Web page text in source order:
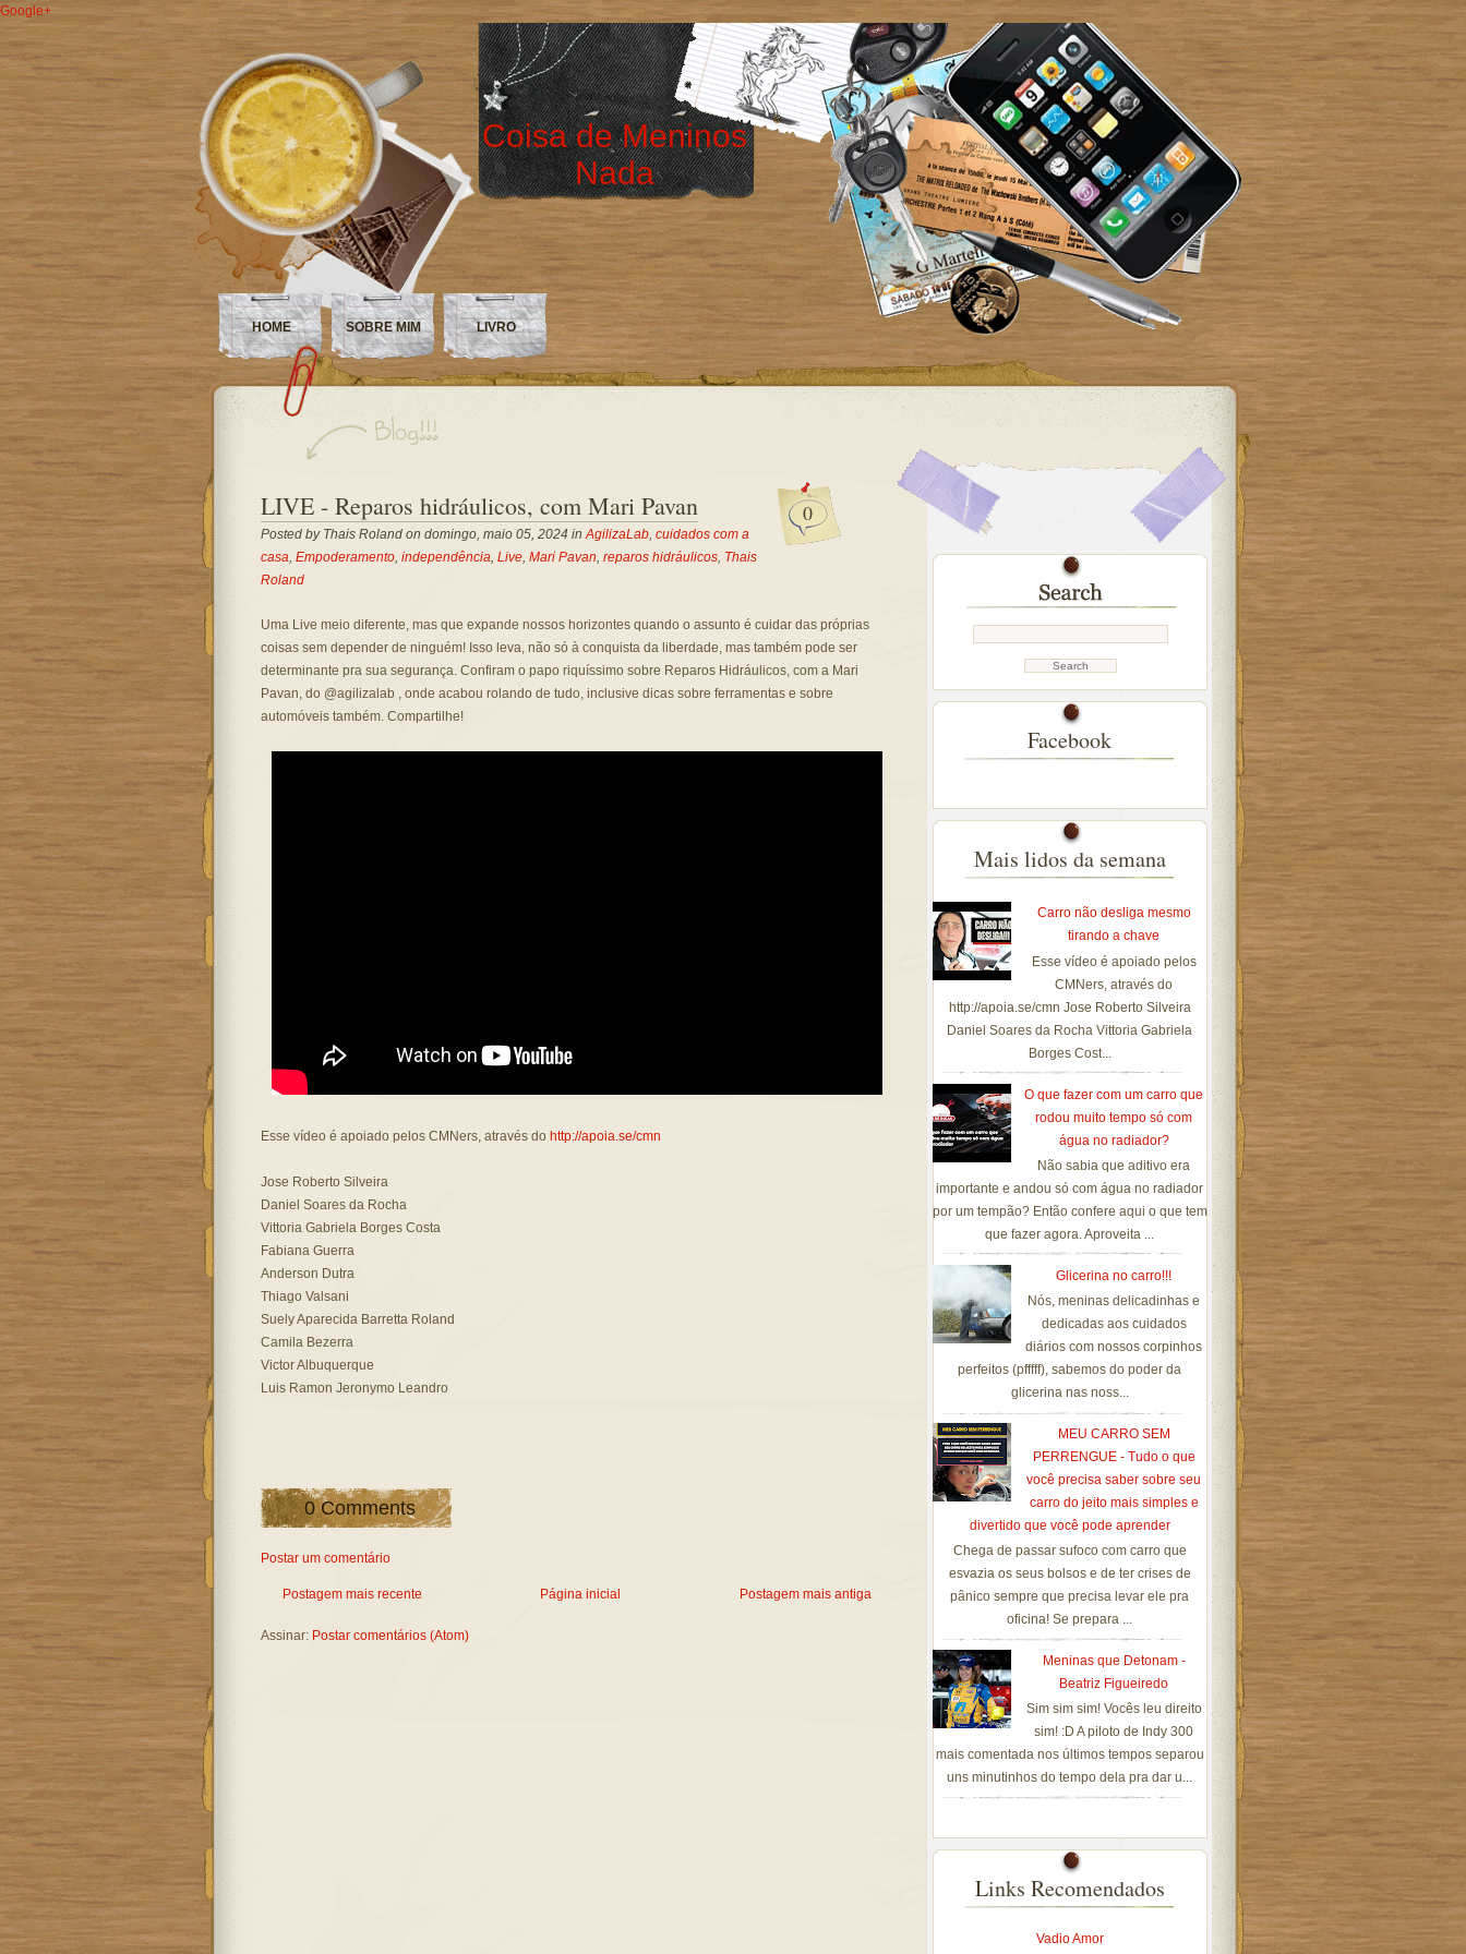
Google+
Coisa de Meninos
Nada
HOME SOBRE MIM LIVRO
0
LIVE - Reparos hidráulicos, com Mari Pavan
Posted by Thais Rolandon domingo, maio 05, 2024 inAgilizaLab, cuidados com a
casa, Empoderamento, independência, Live, Mari Pavan, reparos hidráulicos, Thais
Roland
Uma Live meio diferente, mas que expande nossos horizontes quando o assunto é cuidar das próprias
coisas sem depender de ninguém! Isso leva, não só à conquista da liberdade, mas também pode ser
determinante pra sua segurança. Confiram o papo riquíssimo sobre Reparos Hidráulicos, com a Mari
Pavan, do @agilizalab , onde acabou rolando de tudo, inclusive dicas sobre ferramentas e sobre
automóveis também. Compartilhe!
Esse vídeo é apoiado pelos CMNers, através do http://apoia.se/cmn
Jose Roberto Silveira
Daniel Soares da Rocha
Vittoria Gabriela Borges Costa
Fabiana Guerra
Anderson Dutra
Thiago Valsani
Suely Aparecida Barretta Roland
Camila Bezerra
Victor Albuquerque
Luis Ramon Jeronymo Leandro
0 Comments
Postar um comentário
Postagem mais recente Postagem mais antiga
Página inicial
Assinar: Postar comentários (Atom)
Facebook
Mais lidos da semana
Carro não desliga mesmo
tirando a chave
Esse vídeo é apoiado pelos
CMNers, através do
http://apoia.se/cmn Jose Roberto Silveira
Daniel Soares da Rocha Vittoria Gabriela
Borges Cost...
O que fazer com um carro que
rodou muito tempo só com
água no radiador?
Não sabia que aditivo era
importante e andou só com água no radiador
por um tempão? Então confere aqui o que tem
que fazer agora. Aproveita ...
Glicerina no carro!!!
Nós, meninas delicadinhas e
dedicadas aos cuidados
diários com nossos corpinhos
perfeitos (pfffff), sabemos do poder da
glicerina nas noss...
MEU CARRO SEM
PERRENGUE - Tudo o que
você precisa saber sobre seu
carro do jeito mais simples e
divertido que você pode aprender
Chega de passar sufoco com carro que
esvazia os seus bolsos e de ter crises de
pânico sempre que precisa levar ele pra
oficina! Se prepara ...
Meninas que Detonam -
Beatriz Figueiredo
Sim sim sim! Vocês leu direito
sim! :D A piloto de Indy 300
mais comentada nos últimos tempos separou
uns minutinhos do tempo dela pra dar u...
Links Recomendados
Vadio Amor